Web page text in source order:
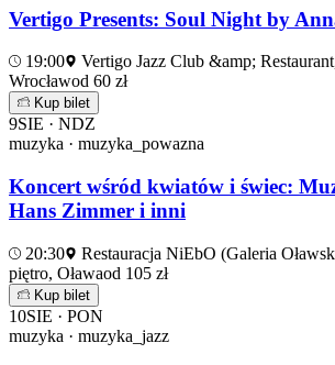
Vertigo Presents: Soul Night by
19:00
Vertigo Jazz Club &amp;
Wrocławod 60 zł
Kup bilet
9SIE · NDZ
muzyka · muzyka_powazna
Koncert wśród kwiatów i świec:
Hans Zimmer i inni
20:30
Restauracja NiEbO (Galeria
piętro, Oławaod 105 zł
Kup bilet
10SIE · PON
muzyka · muzyka_jazz